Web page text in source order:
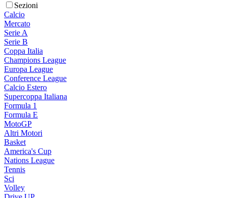
Sezioni
Calcio
Mercato
Serie A
Serie B
Coppa Italia
Champions League
Europa League
Conference League
Calcio Estero
Supercoppa Italiana
Formula 1
Formula E
MotoGP
Altri Motori
Basket
America's Cup
Nations League
Tennis
Sci
Volley